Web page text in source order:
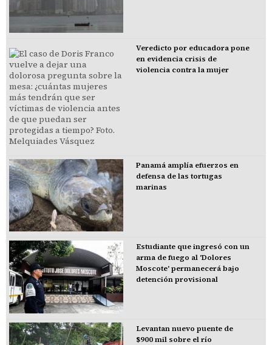
Veredicto por educadora pone
en evidencia crisis de
violencia contra la mujer
Panamá amplía efuerzos en
defensa de las tortugas
marinas
Estudiante que ingresó con un
arma de fuego al 'Dolores
Moscote' permanecerá bajo
detención provisional
Levantan nuevo puente de
$900 mil sobre el río